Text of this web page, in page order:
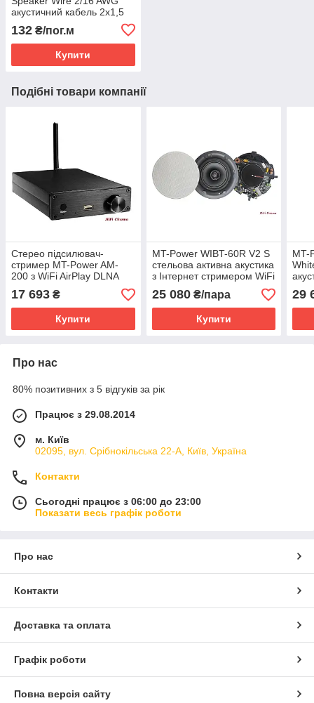
акустичний кабель 2х1,5
132 ₴/пог.м
Купити
Подібні товари компанії
Стерео підсилювач-
стример MT-Power AM-
200 з WiFi AirPlay DLNA
потужність 2х100 Вт RMS
17 693 ₴
Купити
MT-Power WIBT-60R V2 S
стельова активна акустика
з Інтернет стримером WiFi
Airplay Bluetooth
25 080₴/пара
Купити
MT-
29
Про нас
80% позитивних з 5 відгуків за рік
Працює з 29.08.2014
м. Київ
02095, вул. Срібнокільська 22-А, Київ, Україна
Контакти
Сьогодні працює з 06:00 до 23:00
Показати весь графік роботи
Про нас
Контакти
Доставка та оплата
Графік роботи
Повна версія сайту